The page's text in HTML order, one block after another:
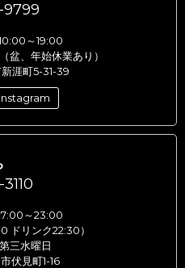
9799
～19:00
盆、年始休業あり）
涯町5-31-39
Instagram
～23:00
ドリンク22:30）
三水曜日
伏見町1-16